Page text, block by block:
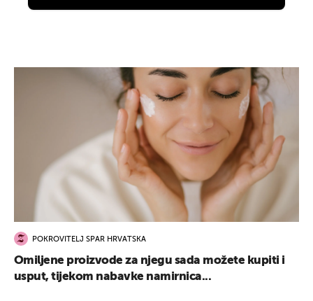
POKROVITELJ SPAR HRVATSKA
Omiljene proizvode za njegu sada možete kupiti i
usput, tijekom nabavke namirnica...